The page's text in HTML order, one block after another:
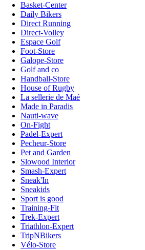
Basket-Center
Daily Bikers
Direct Running
Direct-Volley
Espace Golf
Foot-Store
Galope-Store
Golf and co
Handball-Store
House of Rugby
La sellerie de Maé
Made in Paradis
Nauti-wave
On-Fight
Padel-Expert
Pecheur-Store
Pet and Garden
Slowood Interior
Smash-Expert
Sneak'In
Sneakids
Sport is good
Training-Fit
Trek-Expert
Triathlon-Expert
TripNBikers
Vélo-Store